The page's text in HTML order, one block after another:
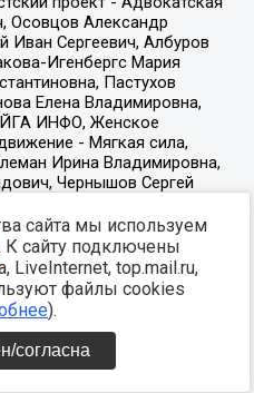
сайта мы используем
К сайту подключены
LiveInternet, top.mail.ru,
файлы cookies
).
согласна